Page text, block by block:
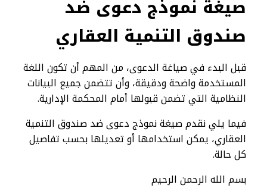
صيغة نموذج دعوى ضد
صندوق التنمية العقاري
قبل البدء في صياغة الدعوى، من المهم أن تكون اللغة
المستخدمة واضحة ودقيقة، وأن تتضمن جميع البيانات
النظامية التي تضمن قبولها أمام المحكمة الإدارية.
فيما يلي نقدم صيغة نموذج دعوى ضد صندوق التنمية
العقاري، يمكن استخدامها أو تعديلها بحسب تفاصيل
كل حالة.
بسم الله الرحمن الرحيم